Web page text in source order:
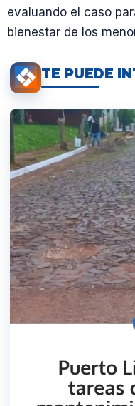
evaluando el caso
bienestar de los
TE PUEDE